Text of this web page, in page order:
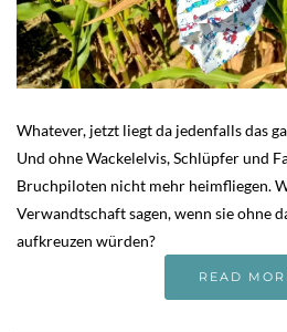
Whatever, jetzt liegt da jedenfalls das
Und ohne Wackelelvis, Schlüpfer und
Bruchpiloten nicht mehr heimfliegen.
Verwandtschaft sagen, wenn sie ohne
aufkreuzen würden?
READ